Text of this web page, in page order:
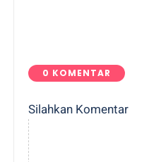
0 KOMENTAR
Silahkan Komentar